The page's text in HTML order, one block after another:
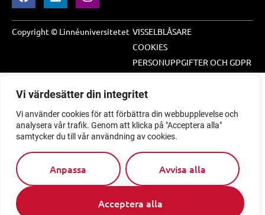
Vi värdesätter din integritet
Vi använder cookies för att förbättra din webbupplevelse och
analysera vår trafik. Genom att klicka på "Acceptera alla"
samtycker du till vår användning av cookies.
Anpassa Avvisa alla
Acceptera alla
Copyright © Linnéuniversitetet VISSELBLÅSARE
COOKIES
PERSONUPPGIFTER OCH GDPR